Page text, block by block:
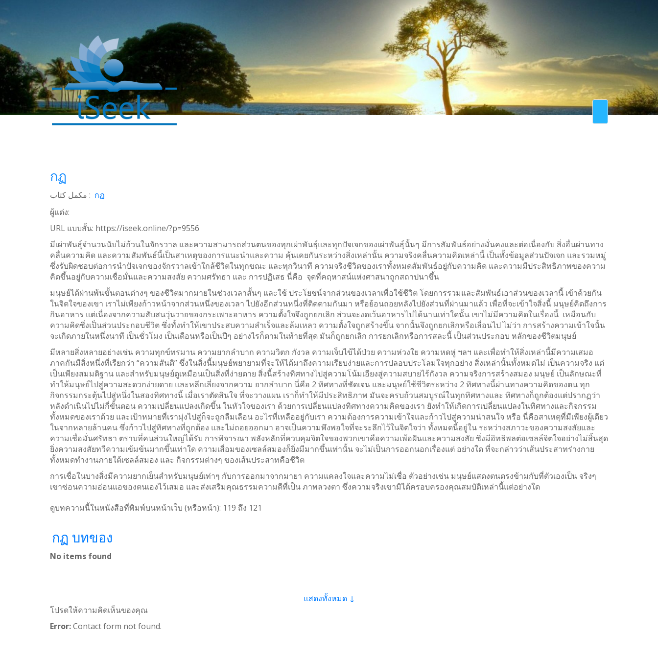
กฏ
مکمل کتاب : กฏ
ผู้แต่ง:
URL แบบสั้น: https://iseek.online/?p=9556
มีเผ่าพันธุ์จำนวนนับไม่ถ้วนในจักรวาล และความสามารถส่วนตนของทุกเผ่าพันธุ์และทุกปัจเจกของเผ่าพันธุ์นั้นๆ มีการสัมพันธ์อย่างมั่นคงและต่อเนื่องกับ สิ่งอื่นผ่านทาง
คลื่นความคิด และความสัมพันธ์นี้เป็นสาเหตุของการแนะนำและความ คุ้นเคยกันระหว่างสิ่งเหล่านั้น ความจริงคลื่นความคิดเหล่านี้ เป็นทั้งข้อมูลส่วนปัจเจก และรวมหมู่
ซึ่งรับผิดชอบต่อการนำปัจเจกของจักรวาลเข้าใกล้ชีวิตในทุกขณะ และทุกวินาที ความจริงชีวิตของเราทั้งหมดสัมพันธ์อยู่กับความคิด และความมีประสิทธิภาพของความ
คิดขึ้นอยู่กับความเชื่อมั่นและความสงสัย ความศรัทธา และ การปฏิเสธ นี่คือ จุดที่คฤหาสน์แห่งศาสนาถูกสถาปนาขึ้น
มนุษย์ได้ผ่านพ้นขั้นตอนต่างๆ ของชีวิตมากมายในช่วงเวลาสั้นๆ และใช้ ประโยชน์จากส่วนของเวลาเพื่อใช้ชีวิต โดยการรวมและสัมพันธ์เอาส่วนของเวลานี้ เข้าด้วยกัน
ในจิตใจของเขา เราไม่เพียงก้าวหน้าจากส่วนหนึ่งของเวลา ไปยังอีกส่วนหนึ่งที่ติดตามกันมา หรือย้อนถอยหลังไปยังส่วนที่ผ่านมาแล้ว เพื่อที่จะเข้าใจสิ่งนี้ มนุษย์คิดถึงการ
กินอาหาร แต่เนื่องจากความสับสนวุ่นวายของกระเพาะอาหาร ความตั้งใจจึงถูกยกเลิก ส่วนจะงดเว้นอาหารไปได้นานเท่าใดนั้น เขาไม่มีความคิดในเรื่องนี้ เหมือนกับ
ความคิดซึ่งเป็นส่วนประกอบชีวิต ซึ่งทั้งทำให้เขาประสบความสำเร็จและล้มเหลว ความตั้งใจถูกสร้างขึ้น จากนั้นจึงถูกยกเลิกหรือเลื่อนไป ไม่ว่า การสร้างความเข้าใจนั้น
จะเกิดภายในหนึ่งนาที เป็นชั่วโมง เป็นเดือนหรือเป็นปีๆ อย่างไรก็ตามในท้ายที่สุด มันก็ถูกยกเลิก การยกเลิกหรือการสละนี้ เป็นส่วนประกอบ หลักของชีวิตมนุษย์
มีหลายสิ่งหลายอย่างเช่น ความทุกข์ทรมาน ความยากลำบาก ความวิตก กังวล ความเจ็บไข้ได้ป่วย ความห่วงใย ความหดหู่ ฯลฯ และเพื่อทำให้สิ่งเหล่านี้มีความเสมอ
ภาคกันมีสิ่งหนึ่งที่เรียกว่า “ความสันติ” ซึ่งในสิ่งนี้มนุษย์พยายามที่จะให้ได้มาถึงความเรียบง่ายและการปลอบประโลมใจทุกอย่าง สิ่งเหล่านั้นทั้งหมดไม่ เป็นความจริง แต่
เป็นเพียงสมมติฐาน และสำหรับมนุษย์ดูเหมือนเป็นสิ่งที่ง่ายดาย สิ่งนี้สร้างทิศทางไปสู่ความโน้มเอียงสู่ความสบายไร้กังวล ความจริงการสร้างสมอง มนุษย์ เป็นลักษณะที่
ทำให้มนุษย์ไปสู่ความสะดวกง่ายดาย และหลีกเลี่ยงจากความ ยากลำบาก นี่คือ 2 ทิศทางที่ชัดเจน และมนุษย์ใช้ชีวิตระหว่าง 2 ทิศทางนี้ผ่านทางความคิดของตน ทุก
กิจกรรมกระตุ้นไปสู่หนึ่งในสองทิศทางนี้ เมื่อเราตัดสินใจ ที่จะวางแผน เราก็ทำให้มีประสิทธิภาพ มันจะครบถ้วนสมบูรณ์ในทุกทิศทางและ ทิศทางก็ถูกต้องแต่ปรากฏว่า
หลังดำเนินไปไม่กี่ขั้นตอน ความเปลี่ยนแปลงเกิดขึ้น ในหัวใจของเรา ด้วยการเปลี่ยนแปลงทิศทางความคิดของเรา ยังทำให้เกิดการเปลี่ยนแปลงในทิศทางและกิจกรรม
ทั้งหมดของเราด้วย และเป้าหมายที่เรามุ่งไปสู่ก็จะถูกลืมเลือน อะไรที่เหลืออยู่กับเรา ความต้องการความเข้าใจและก้าวไปสู่ความน่าสนใจ หรือ นี่คือสาเหตุที่มีเพียงผู้เดียว
ในจากหลายล้านคน ซึ่งก้าวไปสู่ทิศทางที่ถูกต้อง และไม่ถอยออกมา อาจเป็นความพึงพอใจที่จะระลึกไว้ในจิตใจว่า ทั้งหมดนี้อยู่ใน ระหว่างสภาวะของความสงสัยและ
ความเชื่อมั่นศรัทธา ตราบที่คนส่วนใหญ่ได้รับ การพิจารณา พลังหลักที่ควบคุมจิตใจของพวกเขาคือความเพ้อฝันและความสงสัย ซึ่งมีอิทธิพลต่อเซลล์จิตใจอย่างไม่สิ้นสุด
ยิ่งความสงสัยทวีความเข้มข้นมากขึ้นเท่าใด ความเสื่อมของเซลล์สมองก็ยิ่งมีมากขึ้นเท่านั้น จะไม่เป็นการออกนอกเรื่องแต่ อย่างใด ที่จะกล่าวว่าเส้นประสาทร่างกาย
ทั้งหมดทำงานภายใต้เซลล์สมอง และ กิจกรรมต่างๆ ของเส้นประสาทคือชีวิต
การเชื่อในบางสิ่งมีความยากเย็นสำหรับมนุษย์เท่าๆ กับการออกมาจากมายา ความแคลงใจและความไม่เชื่อ ตัวอย่างเช่น มนุษย์แสดงตนตรงข้ามกับที่ตัวเองเป็น จริงๆ
เขาซ่อนความอ่อนแอของตนเองไว้เสมอ และส่งเสริมคุณธรรมความดีที่เป็น ภาพลวงตา ซึ่งความจริงเขามิได้ครอบครองคุณสมบัติเหล่านี้แต่อย่างใด
ดูบทความนี้ในหนังสือที่พิมพ์บนหน้าเว็บ (หรือหน้า): 119 ถึง 121
กฏ บทของ
No items found
แสดงทั้งหมด ↓
โปรดให้ความคิดเห็นของคุณ
Error:Contact form not found.
Facebook
WhatsApp